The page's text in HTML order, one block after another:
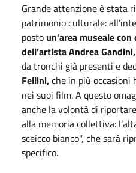
Grande attenzione è stata
patrimonio culturale:
posto un’area museale
dell’artista Andrea Gandini,
da tronchi già presenti e
Fellini,che in più
nei suoi film. A questo
anche la volontà di
alla memoria collettiva:
sceicco bianco", che sarà
specifico.